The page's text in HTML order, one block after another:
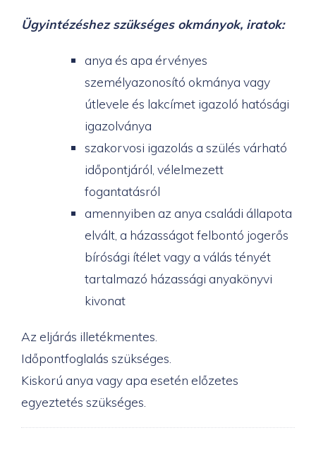
Ügyintézéshez szükséges okmányok, iratok:
anya és apa érvényes
személyazonosító okmánya vagy
útlevele és lakcímet igazoló hatósági
igazolványa
szakorvosi igazolás a szülés várható
időpontjáról, vélelmezett
fogantatásról
amennyiben az anya családi állapota
elvált, a házasságot felbontó jogerős
bírósági ítélet vagy a válás tényét
tartalmazó házassági anyakönyvi
kivonat
Az eljárás illetékmentes.
Időpontfoglalás szükséges.
Kiskorú anya vagy apa esetén előzetes
egyeztetés szükséges.